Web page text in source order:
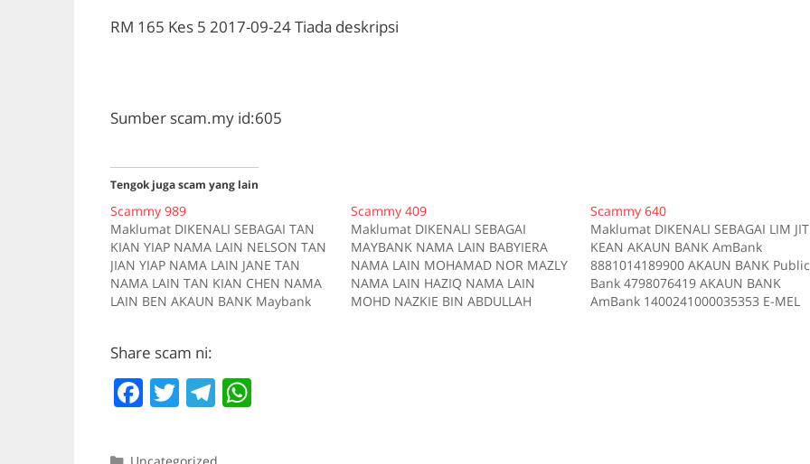
RM 165 Kes 5 2017-09-24Tiada deskripsi
Sumber scam.my id:605
Tengok juga scam yang lain
Scammy 989
Maklumat DIKENALI SEBAGAI TAN
KIAN YIAP NAMA LAIN NELSON TAN
JIAN YIAP NAMA LAIN JANE TAN
NAMA LAIN TAN KIAN CHEN NAMA
LAIN BEN AKAUN BANK Maybank
112642071333 AKAUN BANK Hong
BANK RHB Bank 11222800338181
TELEFON 0176108440 Kes…
Scammy 409
Maklumat DIKENALI SEBAGAI
MAYBANK NAMA LAIN BABYIERA
NAMA LAIN MOHAMAD NOR MAZLY
NAMA LAIN HAZIQ NAMA LAIN
MOHD NAZKIE BIN ABDULLAH
Scammy 640
Maklumat DIKENALI SEBAGAI LIM JIT
KEAN AKAUN BANK AmBank
8881014189900 AKAUN BANK Public
Bank 4798076419 AKAUN BANK
AmBank 1400241000035353 E-MEL
Share scam ni:
F
c
T
itt
T
e
Categories